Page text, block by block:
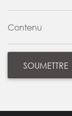
Contenu